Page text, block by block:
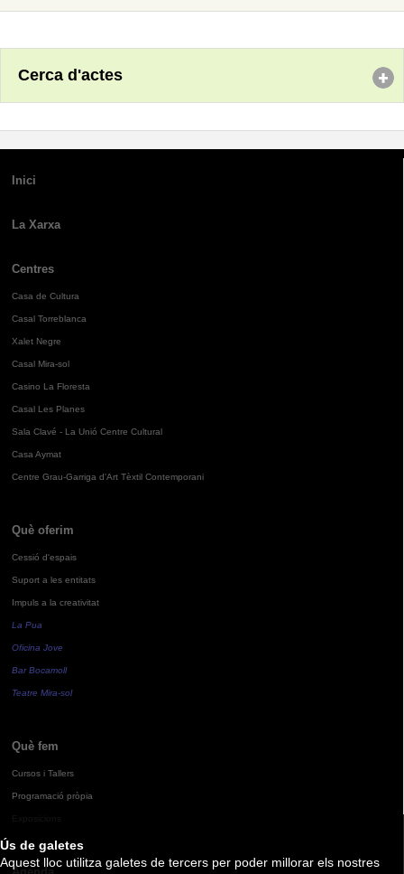
Ús de galetes
Aquest lloc utilitza galetes de tercers per poder millorar els nostres
Cerca d'actes
Inici
La Xarxa
Centres
Casa de Cultura
Casal Torreblanca
Xalet Negre
Casal Mira-sol
Casino La Floresta
Casal Les Planes
Sala Clavé - La Unió Centre Cultural
Casa Aymat
Centre Grau-Garriga d'Art Tèxtil Contemporani
Què oferim
Cessió d'espais
Suport a les entitats
Impuls a la creativitat
La Pua
Oficina Jove
Bar Bocamoll
Teatre Mira-sol
Què fem
Cursos i Tallers
Programació pròpia